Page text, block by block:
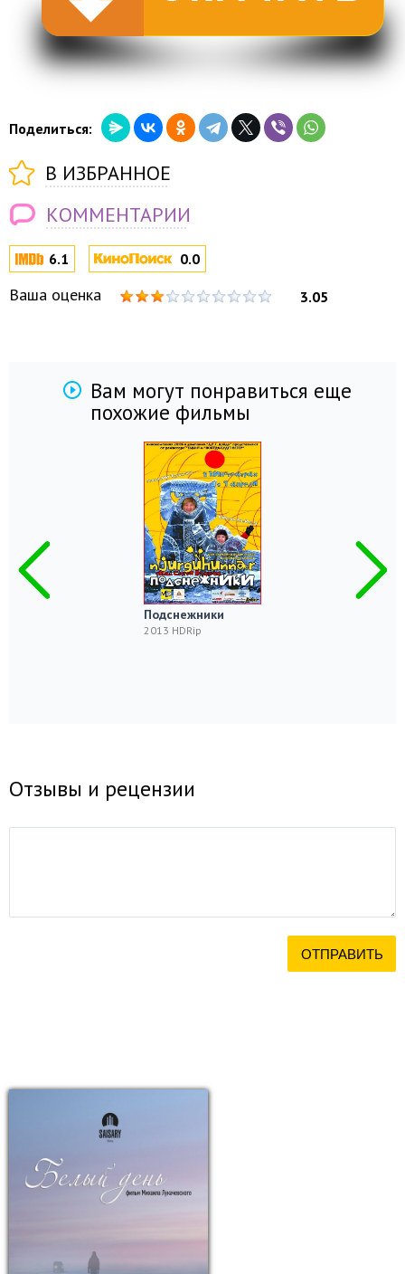
6.1 0.0
Ваша оценка 3.05
Поделиться:
В ИЗБРАННОЕ
КОММЕНТАРИИ
Вам могут понравиться еще
похожие фильмы
Подснежники
2013 HDRip
Отзывы и рецензии